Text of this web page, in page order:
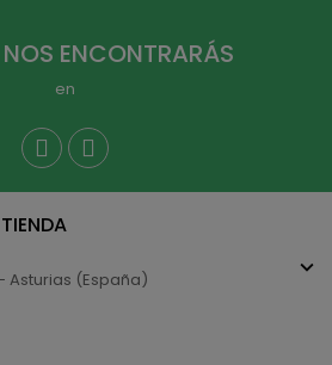
ENCONTRARÁS
en
Asturias (España)